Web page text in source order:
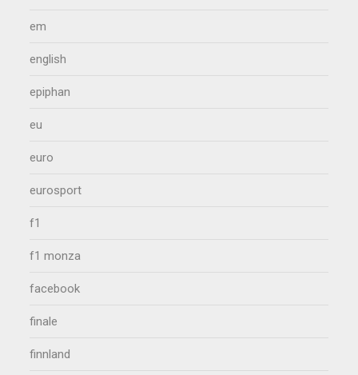
em
english
epiphan
eu
euro
eurosport
f1
f1 monza
facebook
finale
finnland